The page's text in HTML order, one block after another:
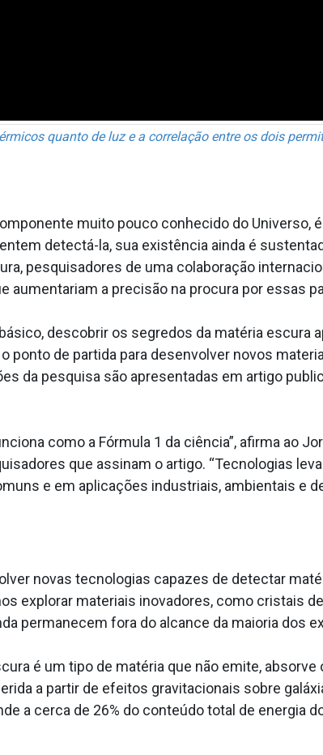
quanto de luz e a correlação entre os dois
muito pouco conhecido do Universo,
detectá-la, sua existência ainda é
pesquisadores de uma colaboração
aumentariam a precisão na procura por essas
descobrir os segredos da matéria escura
ponto de partida para desenvolver novos
da pesquisa são apresentadas em artigo
como a Fórmula 1 da ciência”, afirma ao
que assinam o artigo. “Tecnologias
e em aplicações industriais, ambientais e
novas tecnologias capazes de detectar
explorar materiais inovadores, como cristais
permanecem fora do alcance da maioria dos
é um tipo de matéria que não emite,
a partir de efeitos gravitacionais sobre
a cerca de 26% do conteúdo total de energia